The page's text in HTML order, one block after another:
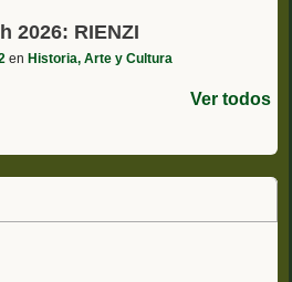
2026: RIENZI
en Historia, Arte y Cultura
Ver todos